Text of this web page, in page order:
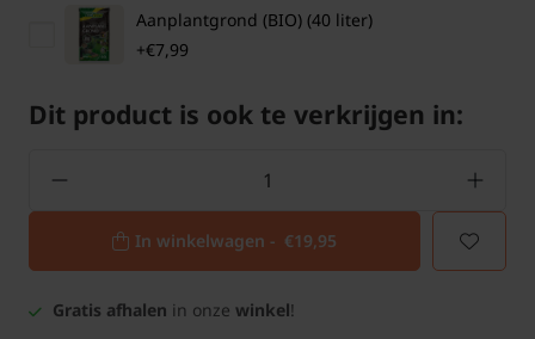
Aanplantgrond (BIO) (40 liter)
+€7,99
Dit product is ook te verkrijgen in:
In winkelwagen - €19,95
Gratis afhalen in onze winkel!